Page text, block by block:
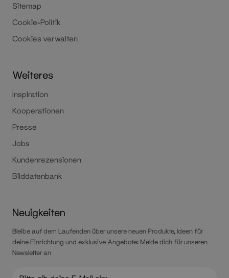
Sitemap
Cookie-Politik
Cookies verwalten
Weiteres
Inspiration
Kooperationen
Presse
Jobs
Kundenrezensionen
Bilddatenbank
Neuigkeiten
Bleibe auf dem Laufenden über unsere neuen Produkte, Ideen für
deine Einrichtung und exklusive Angebote: Melde dich für unseren
Newsletter an